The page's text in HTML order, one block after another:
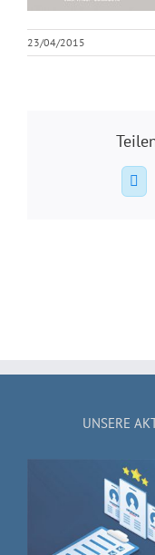
23/04/2015
UNSERE